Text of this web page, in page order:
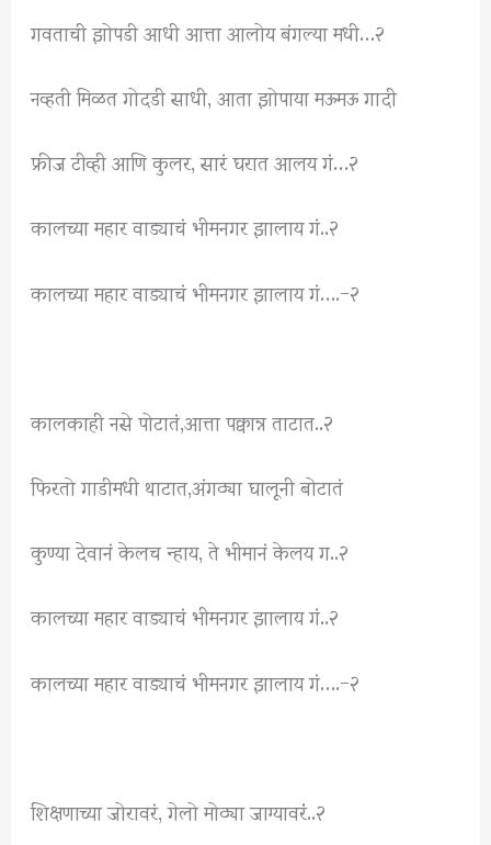
गवताची झोपडी आधी आत्ता आलोय बंगल्या मधी…२
नव्हती मिळत गोदडी साधी, आता झोपाया मऊमऊ गादी
फ्रीज टीव्ही आणि कुलर, सारं घरात आलय गं…२
कालच्या महार वाड्याचं भीमनगर झालाय गं..२
कालच्या महार वाड्याचं भीमनगर झालाय गं….-२
कालकाही नसे पोटातं,आत्ता पक्वान्न ताटात..२
फिरतो गाडीमधी थाटात,अंगठ्या घालूनी बोटातं
कुण्या देवानं केलच न्हाय, ते भीमानं केलय ग..२
कालच्या महार वाड्याचं भीमनगर झालाय गं..२
कालच्या महार वाड्याचं भीमनगर झालाय गं….-२
शिक्षणाच्या जोरावरं, गेलो मोठ्या जाग्यावरंं..२